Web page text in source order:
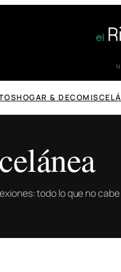
HOGAR & DECO
todo lo que no